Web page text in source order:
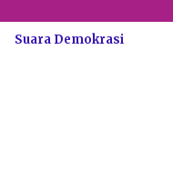
Suara Demokrasi